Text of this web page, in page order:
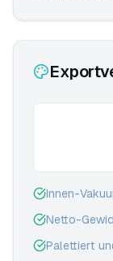
Innen-
Netto-
Palettiert